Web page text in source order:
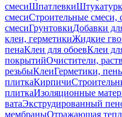
смесиШпатлевки
смесиСтроительные смеси,
смесиГрунтовкиДобавки
клеи, герметикиЖидкие
пенаКлеи для обоевКлеи
покрытийОчистители,
резьбыКлеиГерметики,
плиткаКирпичи
плиткаИзоляционные
ватаЭкструдированный
мембраныОтражающая